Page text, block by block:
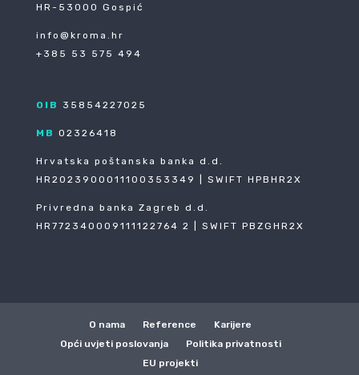
HR-53000 Gospić
info@kroma.hr
+385 53 575 494
OIB 35854227025
MB 02326418
Hrvatska poštanska banka d.d.
HR2023900011100353349 | SWIFT HPBHR2X
Privredna banka Zagreb d.d.
HR772340009111122764 2 | SWIFT PBZGHR2X
O nama Reference
Karijere
Opći uvjeti poslovanja
Politika privatnosti
EU projekti